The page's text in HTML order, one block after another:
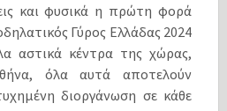
και φυσικά η πρώτη φορά
Γύρος Ελλάδας 2024
αστικά κέντρα της χώρας,
όλα αυτά αποτελούν
διοργάνωση σε κάθε